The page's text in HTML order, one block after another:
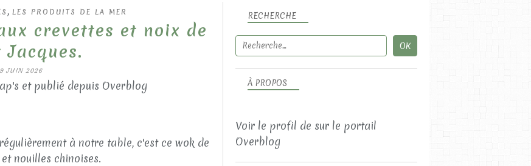
, LES PRODUITS DE LA MER
crevettes et noix de
JUIN 2026
et publié depuis Overblog
à notre table, c'est ce wok de
nouilles chinoises.
RECHERCHE
À PROPOS
Voir le profil de sur le portail
Overblog